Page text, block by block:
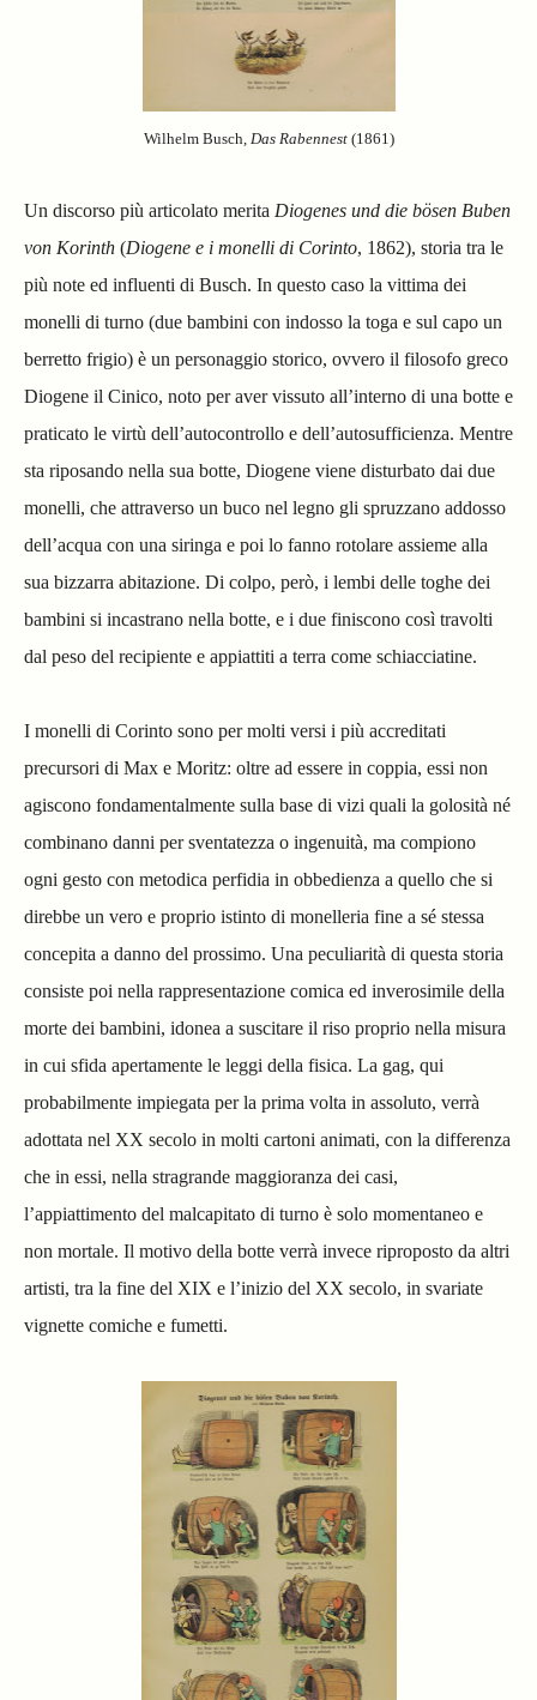
Wilhelm Busch, Das Rabennest(1861)
Un discorso più articolato merita Diogenes und die bösen Buben
von Korinth (Diogene e i monelli di Corinto, 1862), storia tra le
più note ed influenti di Busch. In questo caso la vittima dei
monelli di turno (due bambini con indosso la toga e sul capo un
berretto frigio) è un personaggio storico, ovvero il filosofo greco
Diogene il Cinico, noto per aver vissuto all’interno di una botte e
praticato le virtù dell’autocontrollo e dell’autosufficienza. Mentre
sta riposando nella sua botte, Diogene viene disturbato dai due
monelli, che attraverso un buco nel legno gli spruzzano addosso
dell’acqua con una siringa e poi lo fanno rotolare assieme alla
sua bizzarra abitazione. Di colpo, però, i lembi delle toghe dei
bambini si incastrano nella botte, e i due finiscono così travolti
dal peso del recipiente e appiattiti a terra come schiacciatine.
I monelli di Corinto sono per molti versi i più accreditati
precursori di Max e Moritz: oltre ad essere in coppia, essi non
agiscono fondamentalmente sulla base di vizi quali la golosità né
combinano danni per sventatezza o ingenuità, ma compiono
ogni gesto con metodica perfidia in obbedienza a quello che si
direbbe un vero e proprio istinto di monelleria fine a sé stessa
concepita a danno del prossimo. Una peculiarità di questa storia
consiste poi nella rappresentazione comica ed inverosimile della
morte dei bambini, idonea a suscitare il riso proprio nella misura
in cui sfida apertamente le leggi della fisica. La gag, qui
probabilmente impiegata per la prima volta in assoluto, verrà
adottata nel XX secolo in molti cartoni animati, con la differenza
che in essi, nella stragrande maggioranza dei casi,
l’appiattimento del malcapitato di turno è solo momentaneo e
non mortale. Il motivo della botte verrà invece riproposto da altri
artisti, tra la fine del XIX e l’inizio del XX secolo, in svariate
vignette comiche e fumetti.